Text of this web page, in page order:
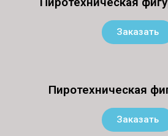
Заказать
Пиротехническая
Заказать